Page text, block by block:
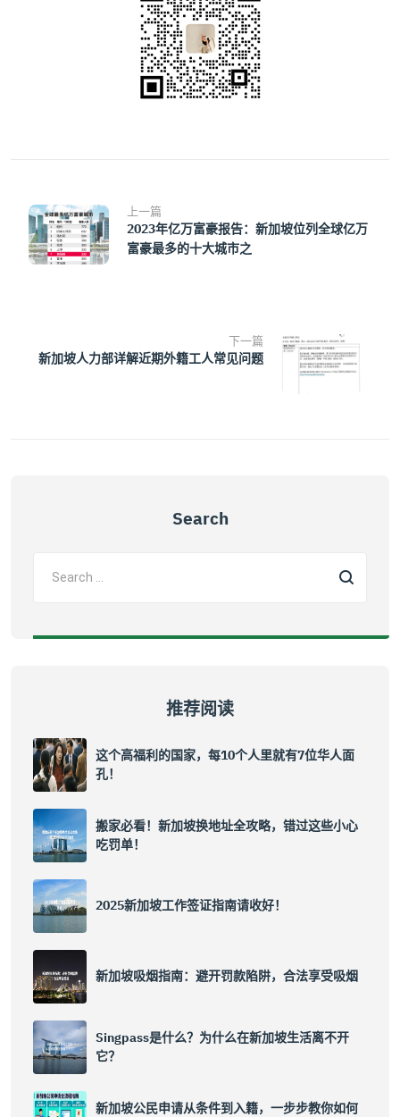
上一篇
2023年亿万富豪报告：新加坡位列全球亿万
富豪最多的十大城市之
下一篇
新加坡人力部详解近期外籍工人常见问题
Search
推荐阅读
这个高福利的国家，每10个人里就有7位华人面
孔！
搬家必看！新加坡换地址全攻略，错过这些小心
吃罚单！
2025新加坡工作签证指南请收好！
新加坡吸烟指南：避开罚款陷阱，合法享受吸烟
Singpass是什么？为什么在新加坡生活离不开
它？
新加坡公民申请从条件到入籍，一步步教你如何